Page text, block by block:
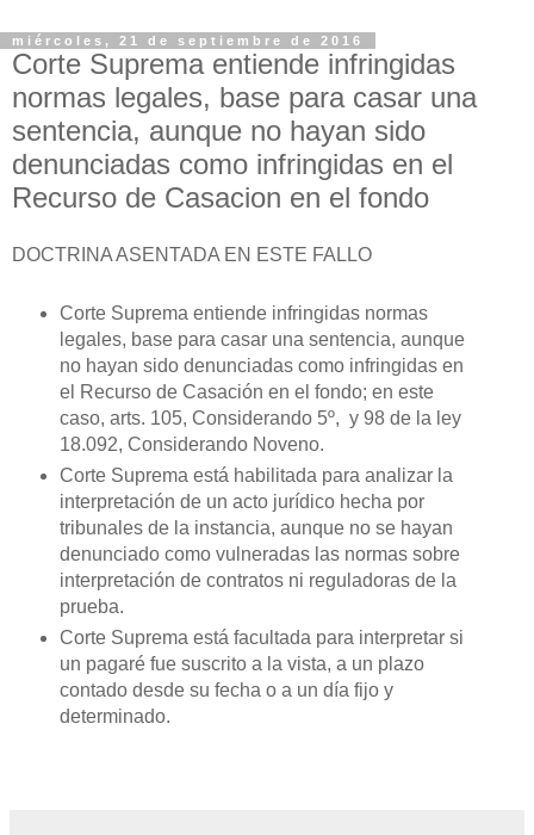
miércoles, 21 de septiembre de 2016
Corte Suprema entiende infringidas
normas legales, base para casar una
sentencia, aunque no hayan sido
denunciadas como infringidas en el
Recurso de Casacion en el fondo
DOCTRINA ASENTADA EN ESTE FALLO
Corte Suprema entiende infringidas normas
legales, base para casar una sentencia, aunque
no hayan sido denunciadas como infringidas en
el Recurso de Casación en el fondo; en este
caso, arts. 105, Considerando 5º, y 98 de la ley
18.092, Considerando Noveno.
Corte Suprema está habilitada para analizar la
interpretación de un acto jurídico hecha por
tribunales de la instancia, aunque no se hayan
denunciado como vulneradas las normas sobre
interpretación de contratos ni reguladoras de la
prueba.
Corte Suprema está facultada para interpretar si
un pagaré fue suscrito a la vista, a un plazo
contado desde su fecha o a un día fijo y
determinado.